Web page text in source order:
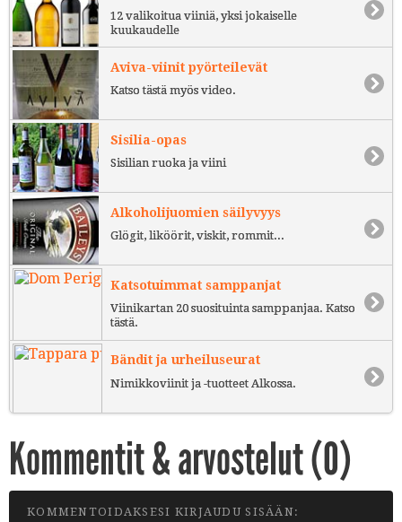
12 valikoitua viiniä, yksi jokaiselle
kuukaudelle
Aviva-viinit pyörteilevät
Katso tästä myös video.
Sisilia-opas
Sisilian ruoka ja viini
Alkoholijuomien säilyvyys
Glögit, liköörit, viskit, rommit...
Katsotuimmat samppanjat
Viinikartan 20 suosituinta samppanjaa. Katso
tästä.
Bändit ja urheiluseurat
Nimikkoviinit ja -tuotteet Alkossa.
Kommentit & arvostelut (0)
KOMMENTOIDAKSESI KIRJAUDU SISÄÄN: